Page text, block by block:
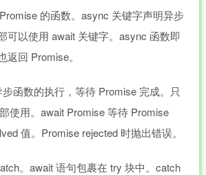
的函数。async 关键字声明异步
可以使用 await 关键字。async 函数即
回 Promise。
函数的执行，等待 Promise 完成。只
使用。await Promise 等待 Promise
值。Promise rejected 时抛出错误。
。await 语句包裹在 try 块中。catch